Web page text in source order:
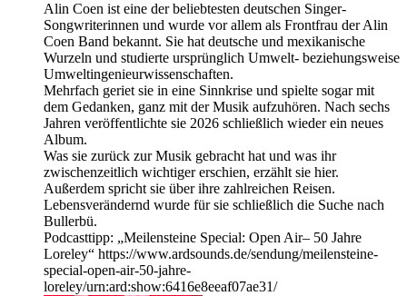
Alin Coen ist eine der beliebtesten deutschen Singer-
Songwriterinnen und wurde vor allem als Frontfrau der Alin
Coen Band bekannt. Sie hat deutsche und mexikanische
Wurzeln und studierte ursprünglich Umwelt- beziehungsweise
Umweltingenieurwissenschaften.
Mehrfach geriet sie in eine Sinnkrise und spielte sogar mit
dem Gedanken, ganz mit der Musik aufzuhören. Nach sechs
Jahren veröffentlichte sie 2026 schließlich wieder ein neues
Album.
Was sie zurück zur Musik gebracht hat und was ihr
zwischenzeitlich wichtiger erschien, erzählt sie hier.
Außerdem spricht sie über ihre zahlreichen Reisen.
Lebensverändernd wurde für sie schließlich die Suche nach
Bullerbü.
Podcasttipp: „Meilensteine Special: Open Air– 50 Jahre
Loreley“ https://www.ardsounds.de/sendung/meilensteine-
special-open-air-50-jahre-
loreley/urn:ard:show:6416e8eeaf07ae31/